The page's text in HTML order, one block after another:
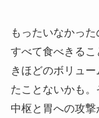
もったいなかっ
すべて食べきる
きほどのボリュ
たことないかも
中枢と胃への攻撃